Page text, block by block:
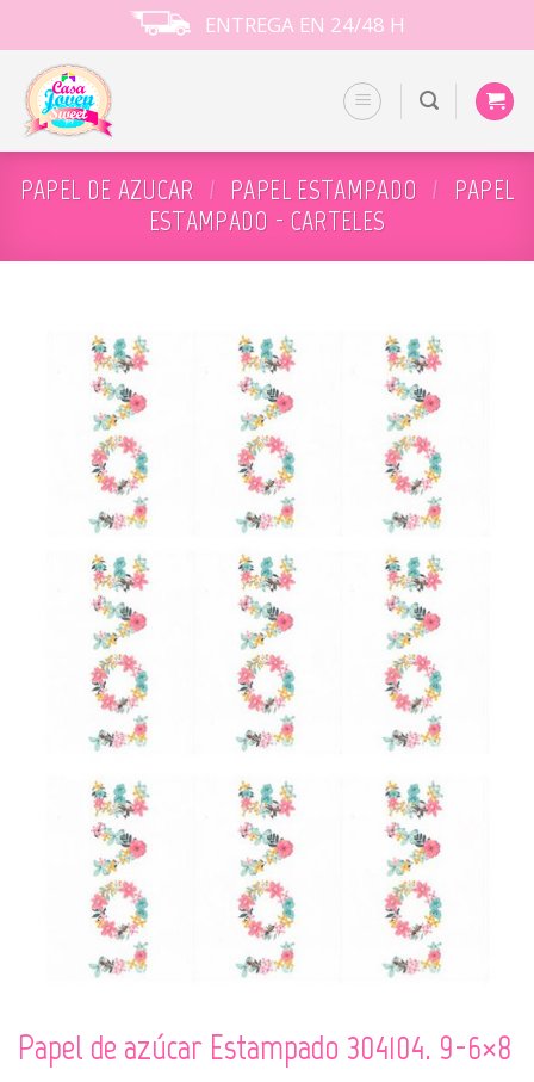
to
content
ENTREGA EN 24/48 H
PAPEL DE AZUCAR / PAPEL ESTAMPADO / PAPEL
ESTAMPADO - CARTELES
Papel de azúcar Estampado 304104. 9-6×8